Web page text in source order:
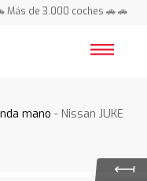
Más de 3.000 coches 🚗 🚗
mano - Nissan JUKE